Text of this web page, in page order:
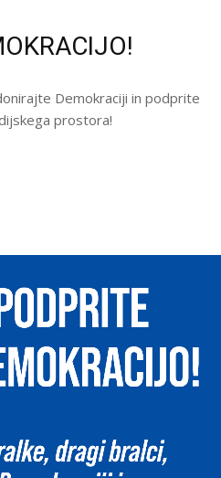
Demokraciji in podprite
prostora!